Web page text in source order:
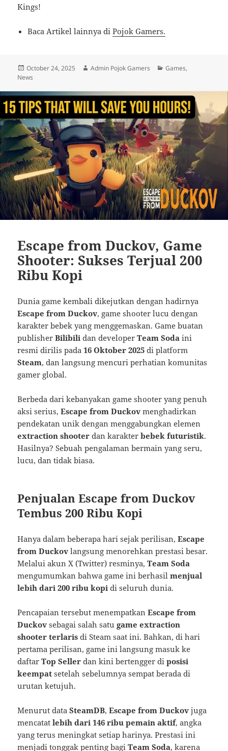
Kings!
Baca Artikel lainnya diPojok Gamers.
Posted
on
October 24, 2025 Author
Admin Pojok Gamers Categories
Games,
News
Escape from Duckov, Game
Shooter: Sukses Terjual 200
Ribu Kopi
Dunia game kembali dikejutkan dengan hadirnya
Escape from Duckov, game shooter lucu dengan
karakter bebek yang menggemaskan. Game buatan
publisherBilibili dan developerTeam Soda ini
resmi dirilis pada16 Oktober 2025 di platform
Steam, dan langsung mencuri perhatian komunitas
gamer global.
Berbeda dari kebanyakan game shooter yang penuh
aksi serius,Escape from Duckov menghadirkan
pendekatan unik dengan menggabungkan elemen
extraction shooter dan karakterbebek futuristik.
Hasilnya? Sebuah pengalaman bermain yang seru,
lucu, dan tidak biasa.
Penjualan Escape from Duckov
Tembus 200 Ribu Kopi
Hanya dalam beberapa hari sejak perilisan,Escape
from Duckov langsung menorehkan prestasi besar.
Melalui akun X (Twitter) resminya,Team Soda
mengumumkan bahwa game ini berhasilmenjual
lebih dari 200 ribu kopi di seluruh dunia.
Pencapaian tersebut menempatkanEscape from
Duckov sebagai salah satugame extraction
shooter terlaris di Steam saat ini. Bahkan, di hari
pertama perilisan, game ini langsung masuk ke
daftarTop Seller dan kini bertengger diposisi
keempat setelah sebelumnya sempat berada di
urutan ketujuh.
Menurut dataSteamDB,Escape from Duckov juga
mencatatlebih dari 146 ribu pemain aktif, angka
yang terus meningkat setiap harinya. Prestasi ini
menjadi tonggak penting bagiTeam Soda, karena